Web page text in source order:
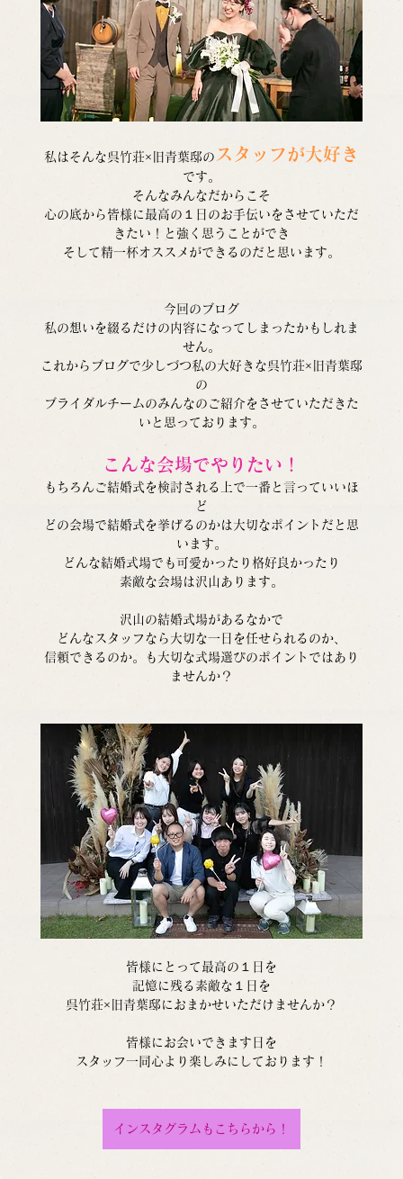
私はそんな呉竹荘×旧青葉邸の スタッフが大好き
です。
そんなみんなだからこそ
心の底から皆様に最高の１日のお手伝いをさせていただ
きたい！と強く思うことができ
そして精一杯オススメができるのだと思います。
今回のブログ
私の想いを綴るだけの内容になってしまったかもしれま
せん。
これからブログで少しづつ私の大好きな呉竹荘×旧青葉邸
の
ブライダルチームのみんなのご紹介をさせていただきた
いと思っております。
こんな会場でやりたい！
もちろんご結婚式を検討される上で一番と言っていいほ
ど
どの会場で結婚式を挙げるのかは大切なポイントだと思
います。
どんな結婚式場でも可愛かったり格好良かったり
素敵な会場は沢山あります。
沢山の結婚式場があるなかで
どんなスタッフなら大切な一日を任せられるのか、
信頼できるのか。も大切な式場選びのポイントではあり
ませんか？
皆様にとって最高の１日を
記憶に残る素敵な１日を
呉竹荘×旧青葉邸におまかせいただけませんか？
皆様にお会いできます日を
スタッフ一同心より楽しみにしております！
インスタグラムもこちらから！